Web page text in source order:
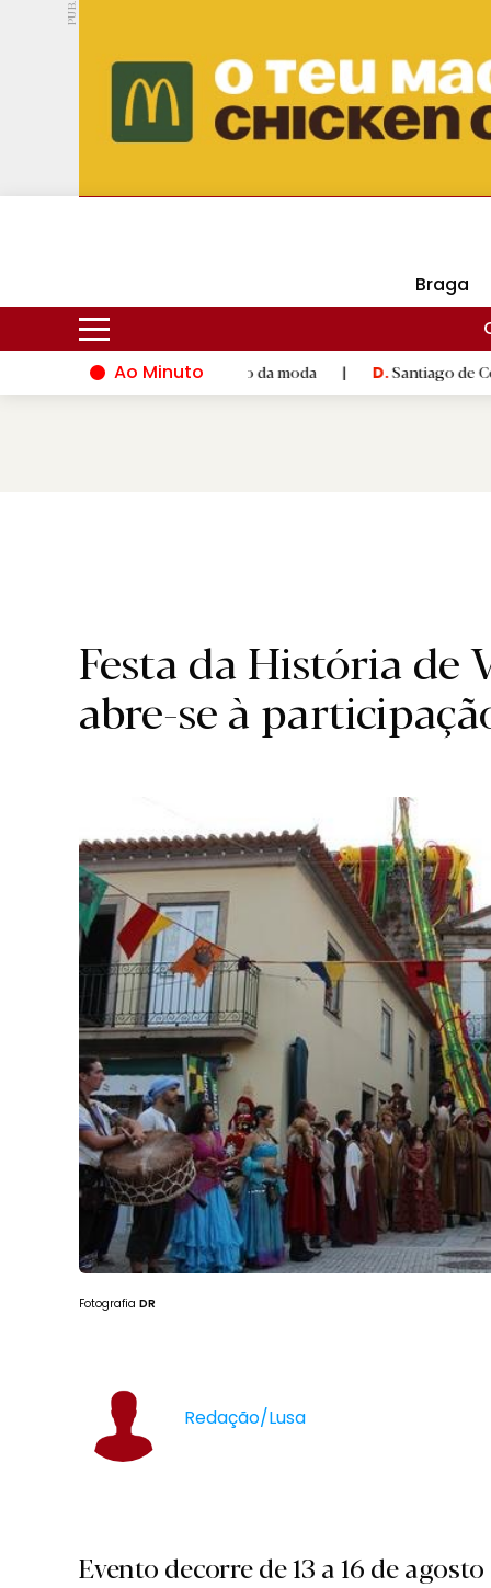
PUB.
Hoje 16ºC 25ºC DMtv
Braga
Ao Minuto
inovação do mundo da moda D.Santiago de Compostela
Festa da História de
abre-se à
Fotografia DR
Redação/Lusa
Evento decorre de 13 a 16 de agosto